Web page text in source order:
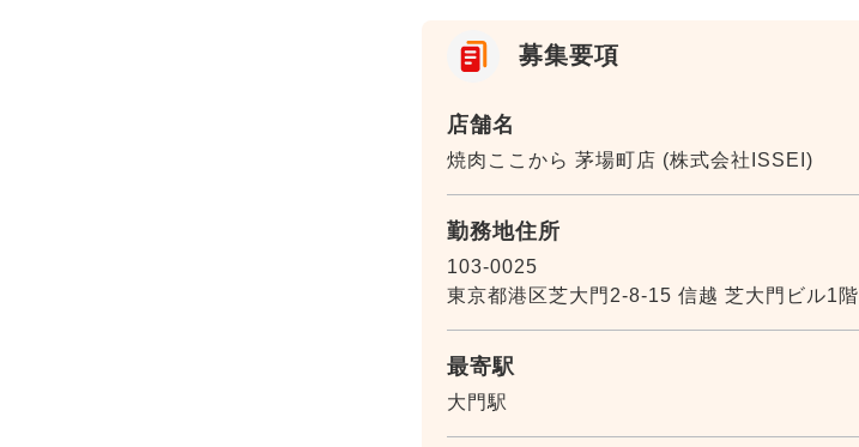
募集要項
店舗名
焼肉ここから 茅場町店 (株式会社ISSEI)
勤務地住所
103-0025
東京都港区芝大門2-8-15 信越 芝大門ビル1階
最寄駅
大門駅